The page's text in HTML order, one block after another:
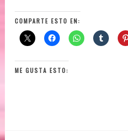
COMPARTE ESTO EN:
ME GUSTA ESTO: